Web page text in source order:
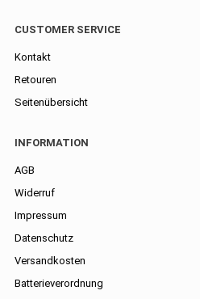
CUSTOMER SERVICE
Kontakt
Retouren
Seitenübersicht
INFORMATION
AGB
Widerruf
Impressum
Datenschutz
Versandkosten
Batterieverordnung